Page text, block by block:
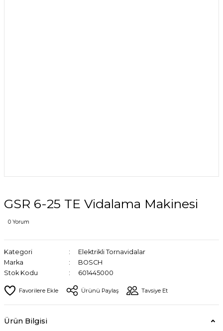
GSR 6-25 TE Vidalama Makinesi
0 Yorum
Kategori
Elektrikli Tornavidalar
Marka
BOSCH
Stok Kodu
601445000
Ürünü Paylaş Tavsiye Et
Ürün Bilgisi